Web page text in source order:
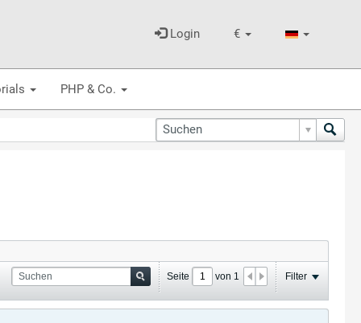
€
Login
PHP & Co.
Seite von 1 Filter